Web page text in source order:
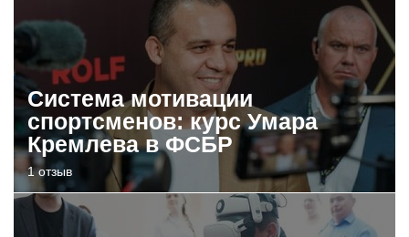
Система мотивации
спортсменов: курс Умара
Кремлева в ФСБР
1 отзыв